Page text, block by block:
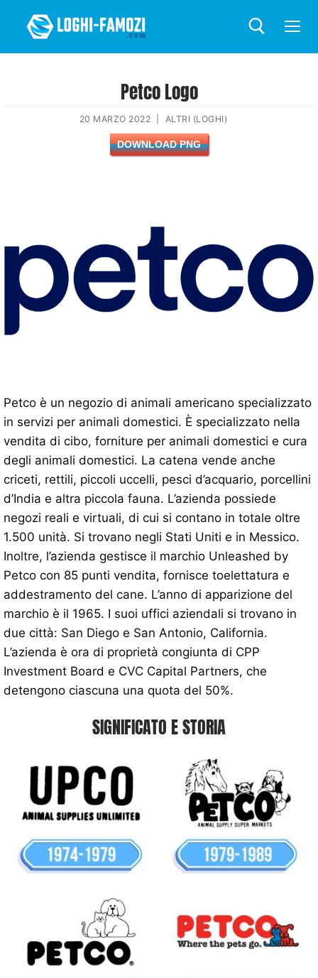
Petco Logo
20 MARZO 2022 ALTRI (LOGHI)
DOWNLOAD PNG
Petco è un negozio di animali americano specializzato
in servizi per animali domestici. È specializzato nella
vendita di cibo, forniture per animali domestici e cura
degli animali domestici. La catena vende anche
criceti, rettili, piccoli uccelli, pesci d’acquario, porcellini
d’India e altra piccola fauna. L’azienda possiede
negozi reali e virtuali, di cui si contano in totale oltre
1.500 unità. Si trovano negli Stati Uniti e in Messico.
Inoltre, l’azienda gestisce il marchio Unleashed by
Petco con 85 punti vendita, fornisce toelettatura e
addestramento del cane. L’anno di apparizione del
marchio è il 1965. I suoi uffici aziendali si trovano in
due città: San Diego e San Antonio, California.
L’azienda è ora di proprietà congiunta di CPP
Investment Board e CVC Capital Partners, che
detengono ciascuna una quota del 50%.
SIGNIFICATO E STORIA